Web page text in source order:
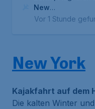
New
York,
Vor 1 Stunde
New York
Kajakfahrt auf dem
Die kalten Winter